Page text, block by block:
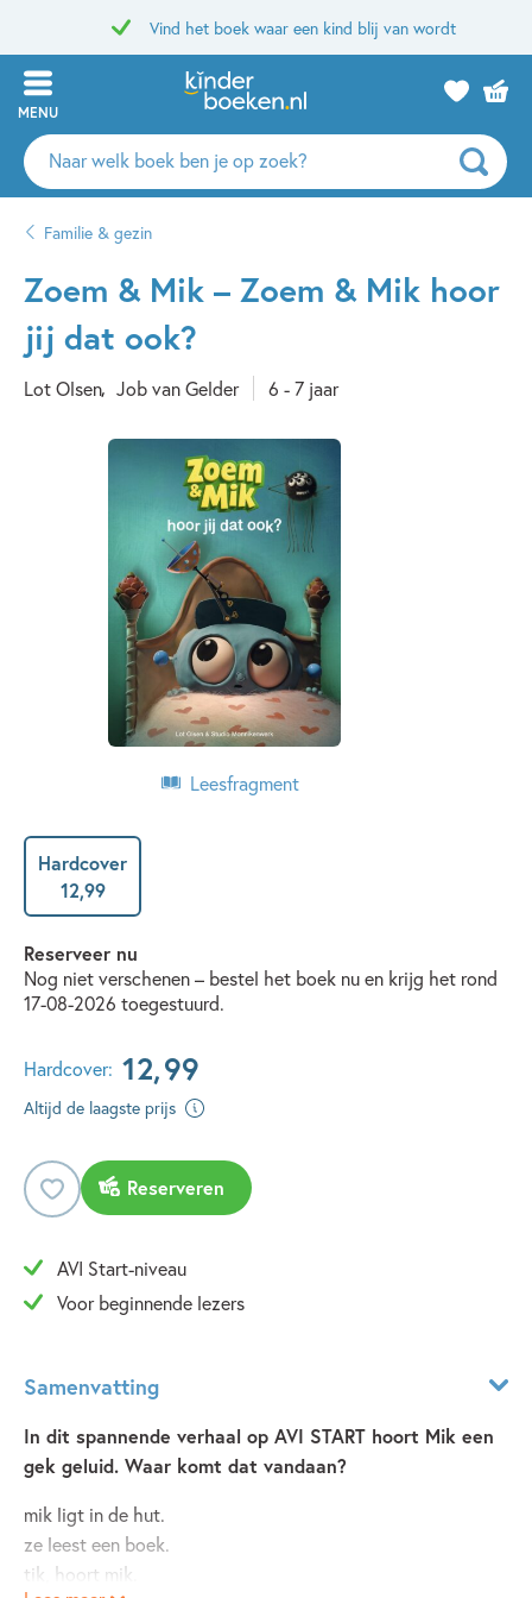
Vind het boek waar een kind blij van wordt
MENU
Zoeken
naar
auteurs
uitgevers
Familie & gezin
Zoem & Mik – Zoem & Mik hoor
jij dat ook?
Lot Olsen Job van Gelder 6 - 7 jaar
Leesfragment
Hardcover
12,99
Reserveer nu
Nog niet verschenen – bestel het boek nu en krijg het rond
17-08-2026 toegestuurd.
Hardcover: 12,99
Altijd de laagste prijs
Reserveren
AVI Start-niveau
Voor beginnende lezers
Samenvatting
In dit spannende verhaal op AVI START hoort Mik een
gek geluid. Waar komt dat vandaan?
mik ligt in de hut.
ze leest een boek.
tik, hoort mik.